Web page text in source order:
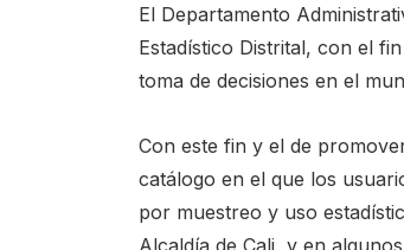
El Departamento
Estadístico Distrital, con el
toma de decisiones en el
Con este fin y el de
catálogo en el que los
por muestreo y uso
Alcaldía de Cali, y en